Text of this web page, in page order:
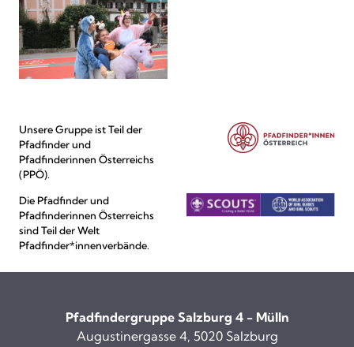
Unsere Gruppe ist Teil der
Pfadfinder und
Pfadfinderinnen Österreichs
(PPÖ).
Die Pfadfinder und
Pfadfinderinnen Österreichs
sind Teil der Welt
Pfadfinder*innenverbände.
Pfadfindergruppe Salzburg 4 - Mülln
Augustinergasse 4, 5020 Salzburg